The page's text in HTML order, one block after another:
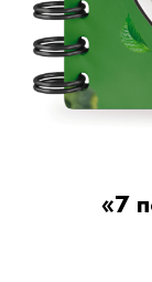
«7